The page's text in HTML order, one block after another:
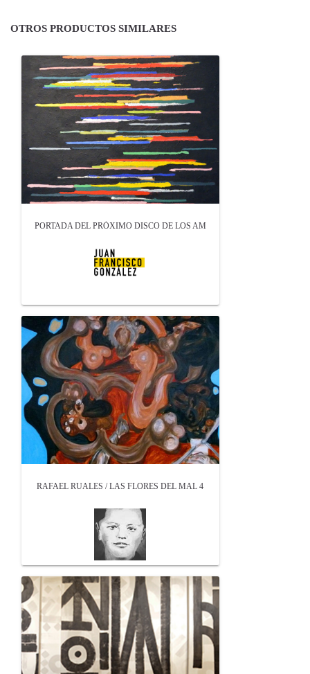
OTROS PRODUCTOS SIMILARES
PORTADA DEL PRÓXIMO DISCO DE LOS AM
RAFAEL RUALES / LAS FLORES DEL MAL 4